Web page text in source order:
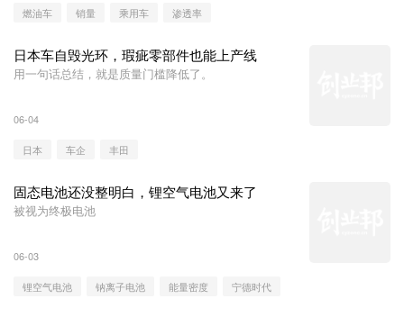
燃油车 销量 乘用车 渗透率
日本车自毁光环，瑕疵零部件也能上产线
用一句话总结，就是质量门槛降低了。
06-04
日本 车企 丰田
固态电池还没整明白，锂空气电池又来了
被视为终极电池
06-03
锂空气电池 钠离子电池 能量密度 宁德时代